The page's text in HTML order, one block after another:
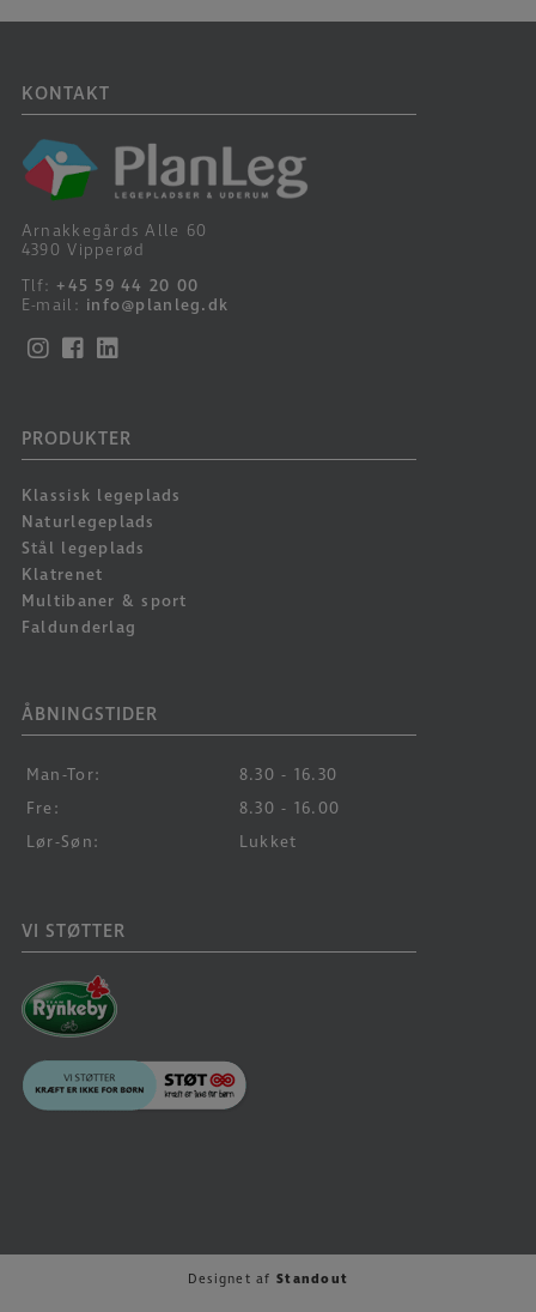
KONTAKT
Arnakkegårds Alle 60
4390 Vipperød
Tlf: +45 59 44 20 00
E-mail: info@planleg.dk
PRODUKTER
Klassisk legeplads
Naturlegeplads
Stål legeplads
Klatrenet
Multibaner & sport
Faldunderlag
ÅBNINGSTIDER
Man-Tor:
8.30 - 16.30
Fre:
8.30 - 16.00
Lør-Søn:
Lukket
VI STØTTER
Designet afStandout